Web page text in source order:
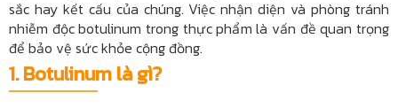
sắc hay kết cấu của chúng. Việc nhận diện và phòng tránh
nhiễm độc botulinum trong thực phẩm là vấn đề quan trọng
để bảo vệ sức khỏe cộng đồng.
1. Botulinum là gì?